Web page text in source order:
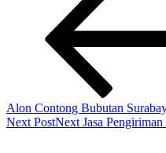
Alon Contong Bubutan
Next PostNext Jasa